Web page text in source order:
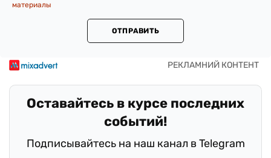
материалы
ОТПРАВИТЬ
Оставайтесь в курсе последних
событий!
Подписывайтесь на наш канал в Telegram